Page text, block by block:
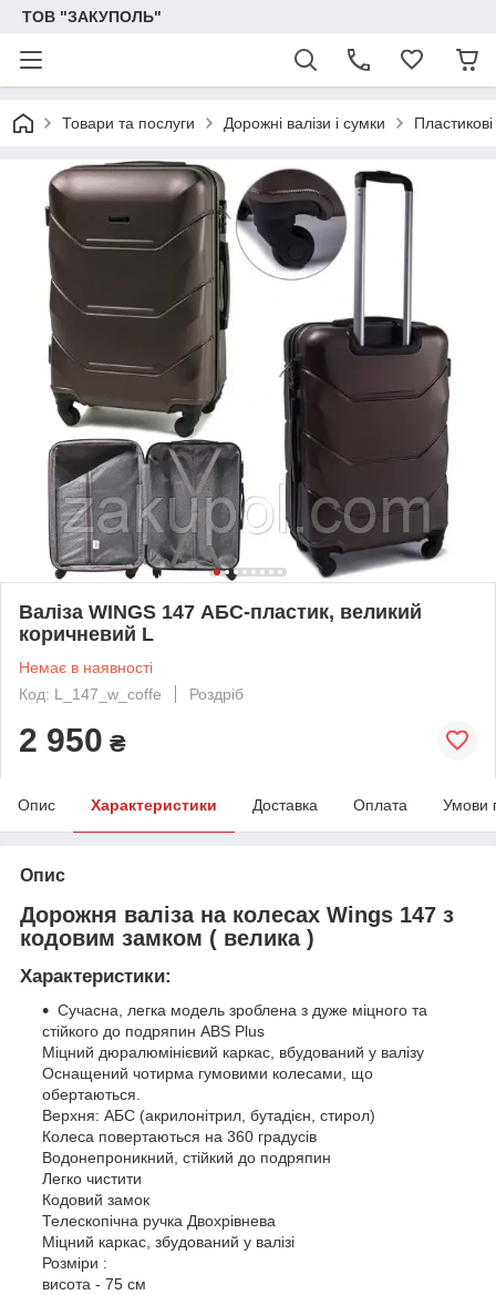
ТОВ "ЗАКУПОЛЬ"
Товари та послуги Дорожні валізи і сумки Пластикові
Валіза WINGS 147 АБС-пластик, великий
коричневий L
Немає в наявності
Код: L_147_w_coffe
Роздріб
2 950 ₴
Опис Характеристики Доставка Оплата Умови
Опис
Дорожня валіза на колесах Wings 147 з
кодовим замком ( велика )
Характеристики:
Сучасна, легка модель зроблена з дуже міцного та
стійкого до подряпин ABS Plus
Міцний дюралюмінієвий каркас, вбудований у валізу
Оснащений чотирма гумовими колесами, що
обертаються.
Верхня: АБС (акрилонітрил, бутадієн, стирол)
Колеса повертаються на 360 градусів
Водонепроникний, стійкий до подряпин
Легко чистити
Кодовий замок
Телескопічна ручка Двохрівнева
Міцний каркас, збудований у валізі
Розміри :
висота - 75 см